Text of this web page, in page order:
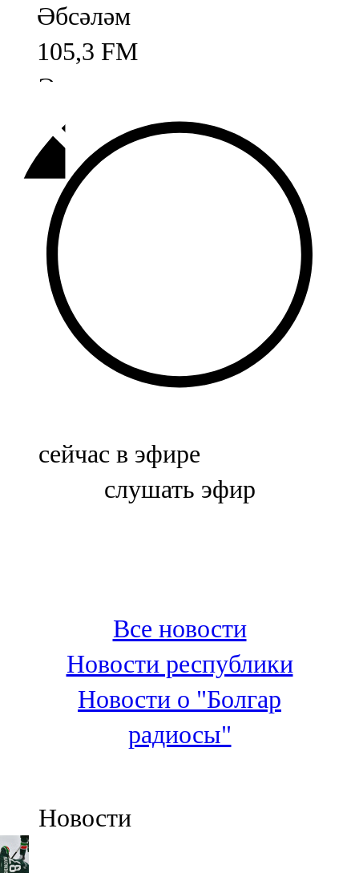
Әбсәләм
105,3 FM
Әлмәт
92,9 FM
Базарлы матак
107,1 FM
Балык бистәсе
104,9 FM
Баулы
107,5 FM
Биләр
Болгар
100,3 FM
Зәй
106,6 FM
Кадыбаш
105,2 FM
91,5 FM
сейчас в эфире
слушать эфир
Все новости
Новости республики
Новости о "Болгар
радиосы"
Новости